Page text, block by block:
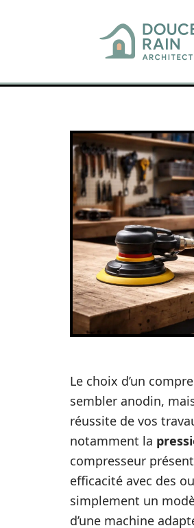
Le choix d’un
sembler anodin,
réussite de vos
notamment la
compresseur
efficacité avec des
simplement un
d’une machine